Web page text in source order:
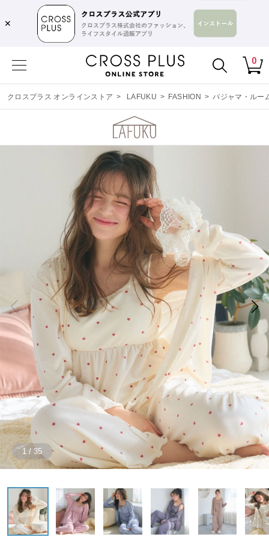
✕
0
クロスプラス オンラインストア > LAFUKU > FASHION > パジャマ・ルー
1 /35